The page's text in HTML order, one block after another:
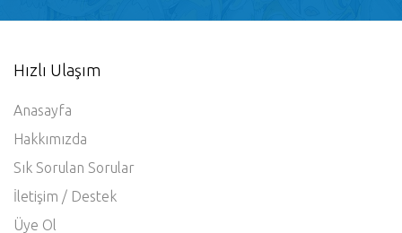
Hızlı Ulaşım
Anasayfa
Hakkımızda
Sık Sorulan Sorular
İletişim / Destek
Üye Ol